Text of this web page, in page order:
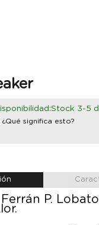
3-5
¿Qué significa esto?
Ferrán P.